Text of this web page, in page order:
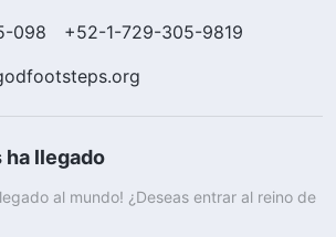
098
+52-1-729-305-9819
ha llegado
al mundo! ¿Deseas entrar al reino de